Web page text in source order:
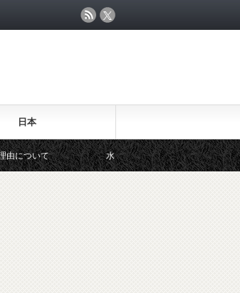
日本
水谷隼の年収発言「推定1億円！」なぜ卓球選